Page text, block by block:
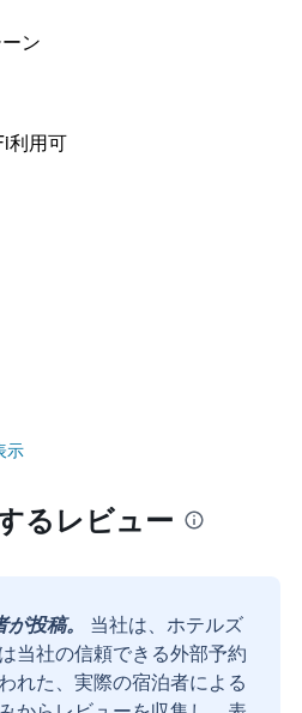
ン
利用可
示
るレビュー
投稿。
当社は、ホテルズ
当社の信頼できる外部予約
れた、実際の宿泊者による